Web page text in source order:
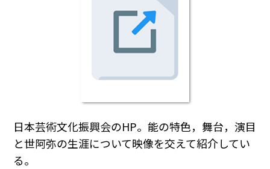
日本芸術文化振興会のHP。能の特色，舞台，演目
と世阿弥の生涯について映像を交えて紹介してい
る。